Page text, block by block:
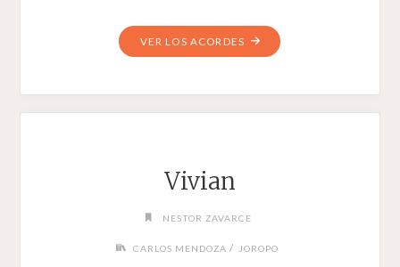
VER LOS ACORDES"ATARDECER
DE
Vivian
NESTOR ZAVARCE
CARLOS MENDOZA / JOROPO